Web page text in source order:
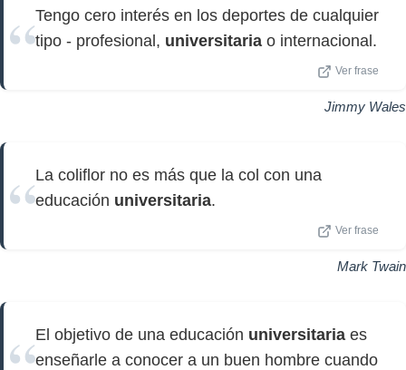
Tengo cero interés en los deportes de cualquier
tipo - profesional, universitaria o internacional.
Ver frase
Jimmy Wales
La coliflor no es más que la col con una
educación universitaria.
Ver frase
Mark Twain
El objetivo de una educación universitaria es
enseñarle a conocer a un buen hombre cuando